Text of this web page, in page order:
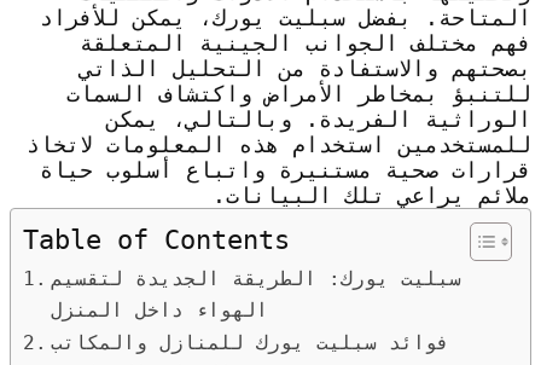
المتاحة. بفضل سبليت يورك، يمكن للأفراد
فهم مختلف الجوانب الجينية المتعلقة
بصحتهم والاستفادة من التحليل الذاتي
للتنبؤ بمخاطر الأمراض واكتشاف السمات
الوراثية الفريدة. وبالتالي، يمكن
للمستخدمين استخدام هذه المعلومات لاتخاذ
قرارات صحية مستنيرة واتباع أسلوب حياة
ملائم يراعي تلك البيانات.
Table of Contents
سبليت يورك: الطريقة الجديدة لتقسيم
الهواء داخل المنزل
فوائد سبليت يورك للمنازل والمكاتب